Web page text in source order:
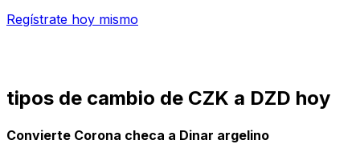
Regístrate hoy mismo
tipos de cambio de CZK a DZD hoy
Convierte Corona checa a Dinar argelino